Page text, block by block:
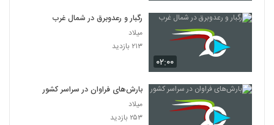
۰۲:۰۰
رگبار و رعدوبرق در شمال غرب
میلاد
۲۱۳ بازدید
بارش‌های فراوان در سراسر کشور
میلاد
۲۵۳ بازدید